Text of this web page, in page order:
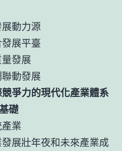
動力源
展平臺
發展
動發展
爭力的現代化產業體系
礎
業
展壯年夜和未來產業成